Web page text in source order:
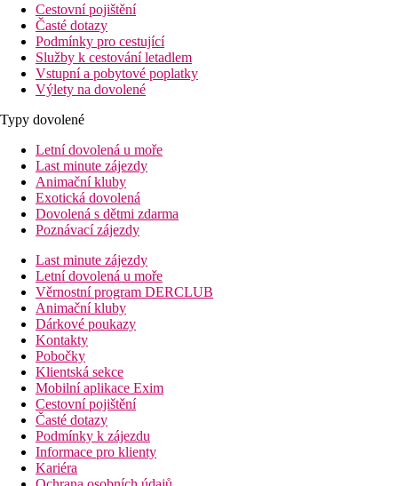
Cestovní pojištění
Časté dotazy
Podmínky pro cestující
Služby k cestování letadlem
Vstupní a pobytové poplatky
Výlety na dovolené
Typy dovolené
Letní dovolená u moře
Last minute zájezdy
Animační kluby
Exotická dovolená
Dovolená s dětmi zdarma
Poznávací zájezdy
Last minute zájezdy
Letní dovolená u moře
Věrnostní program DERCLUB
Animační kluby
Dárkové poukazy
Kontakty
Pobočky
Klientská sekce
Mobilní aplikace Exim
Cestovní pojištění
Časté dotazy
Podmínky k zájezdu
Informace pro klienty
Kariéra